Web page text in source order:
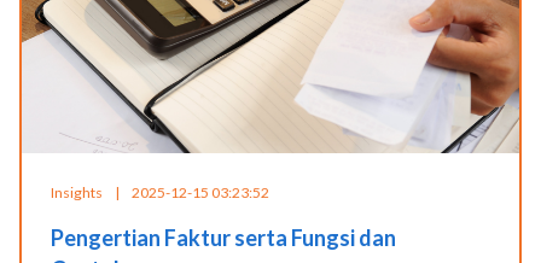
Insights | 2025-12-15 03:23:52
Pengertian Faktur serta Fungsi dan